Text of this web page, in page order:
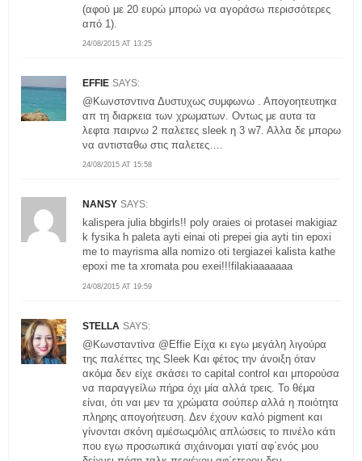
24/08/2015 AT 13:25
(αφού με 20 ευρώ μπορώ να αγοράσω περισσότερες
από 1).
EFFIE SAYS:
24/08/2015 AT 15:58
@Κωνστσντινα Δυστυχως συμφωνω . Απογοητευτηκα
απ τη διαρκεια των χρωματων. Οντως με αυτα τα
λεφτα παιρνω 2 παλετες sleek η 3 w7. Aλλα δε μπορω
να αντισταθω στις παλετες….
NANSY SAYS:
24/08/2015 AT 19:59
kalispera julia bbgirls!! poly oraies oi protasei makigiaz
k fysika h paleta ayti einai oti prepei gia ayti tin epoxi
me to mayrisma alla nomizo oti tergiazei kalista kathe
epoxi me ta xromata pou exei!!!filakiaaaaaaa
STELLA SAYS:
@Κωνσταντίνα @Effie Είχα κι εγω μεγάλη λιγούρα
της παλέττες της Sleek Και φέτος την άνοιξη όταν
ακόμα δεν είχε σκάσει το capital control και μπορούσα
να παραγγείλω πήρα όχι μία αλλά τρεις. Το θέμα
είναι, ότι ναι μεν τα χρώματα σούπερ αλλά η ποιότητα
πληρης απογοήτευση. Δεν έχουν καλό pigment και
γίνονται σκόνη αμέσωςμόλις απλώσεις το πινέλο κάτι
που εγω προσωπικά σιχάινομαι γιατί αφ΄ενός μου